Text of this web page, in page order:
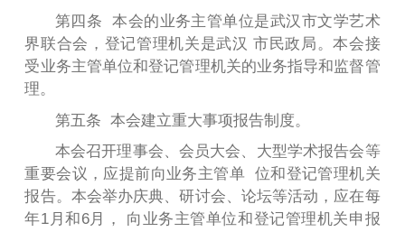
第四条 本会的业务主管单位是武汉市文学艺术
界联合会，登记管理机关是武汉 市民政局。本会接
受业务主管单位和登记管理机关的业务指导和监督管
理。
第五条 本会建立重大事项报告制度。
本会召开理事会、会员大会、大型学术报告会等
重要会议，应提前向业务主管单 位和登记管理机关
报告。本会举办庆典、研讨会、论坛等活动，应在每
年1月和6月， 向业务主管单位和登记管理机关申报